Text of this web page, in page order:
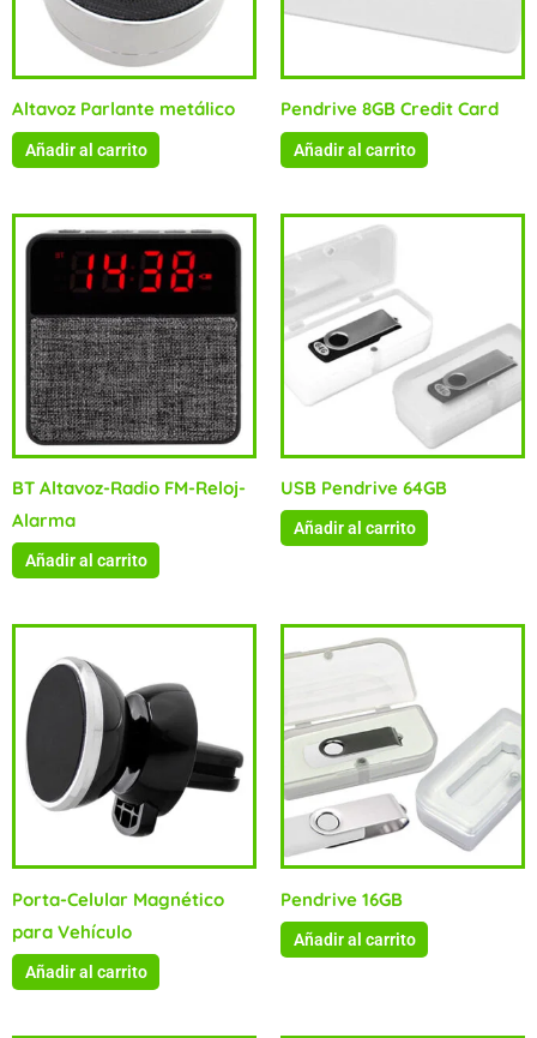
Altavoz Parlante metálico
Añadir al carrito
Pendrive 8GB Credit Card
Añadir al carrito
BT Altavoz-Radio FM-Reloj-
Alarma
Añadir al carrito
USB Pendrive 64GB
Añadir al carrito
Porta-Celular Magnético
para Vehículo
Añadir al carrito
Pendrive 16GB
Añadir al carrito